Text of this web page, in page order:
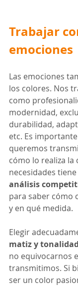
Trabajar
emociones
Las emociones
los colores. Nos
como
modernidad,
durabilidad,
etc. Es
queremos
cómo lo realiza la
necesidades
análisis
para saber cómo
y en qué medida.
Elegir
matiz y tonalidad
no equivocarnos
transmitimos. Si
ser un color